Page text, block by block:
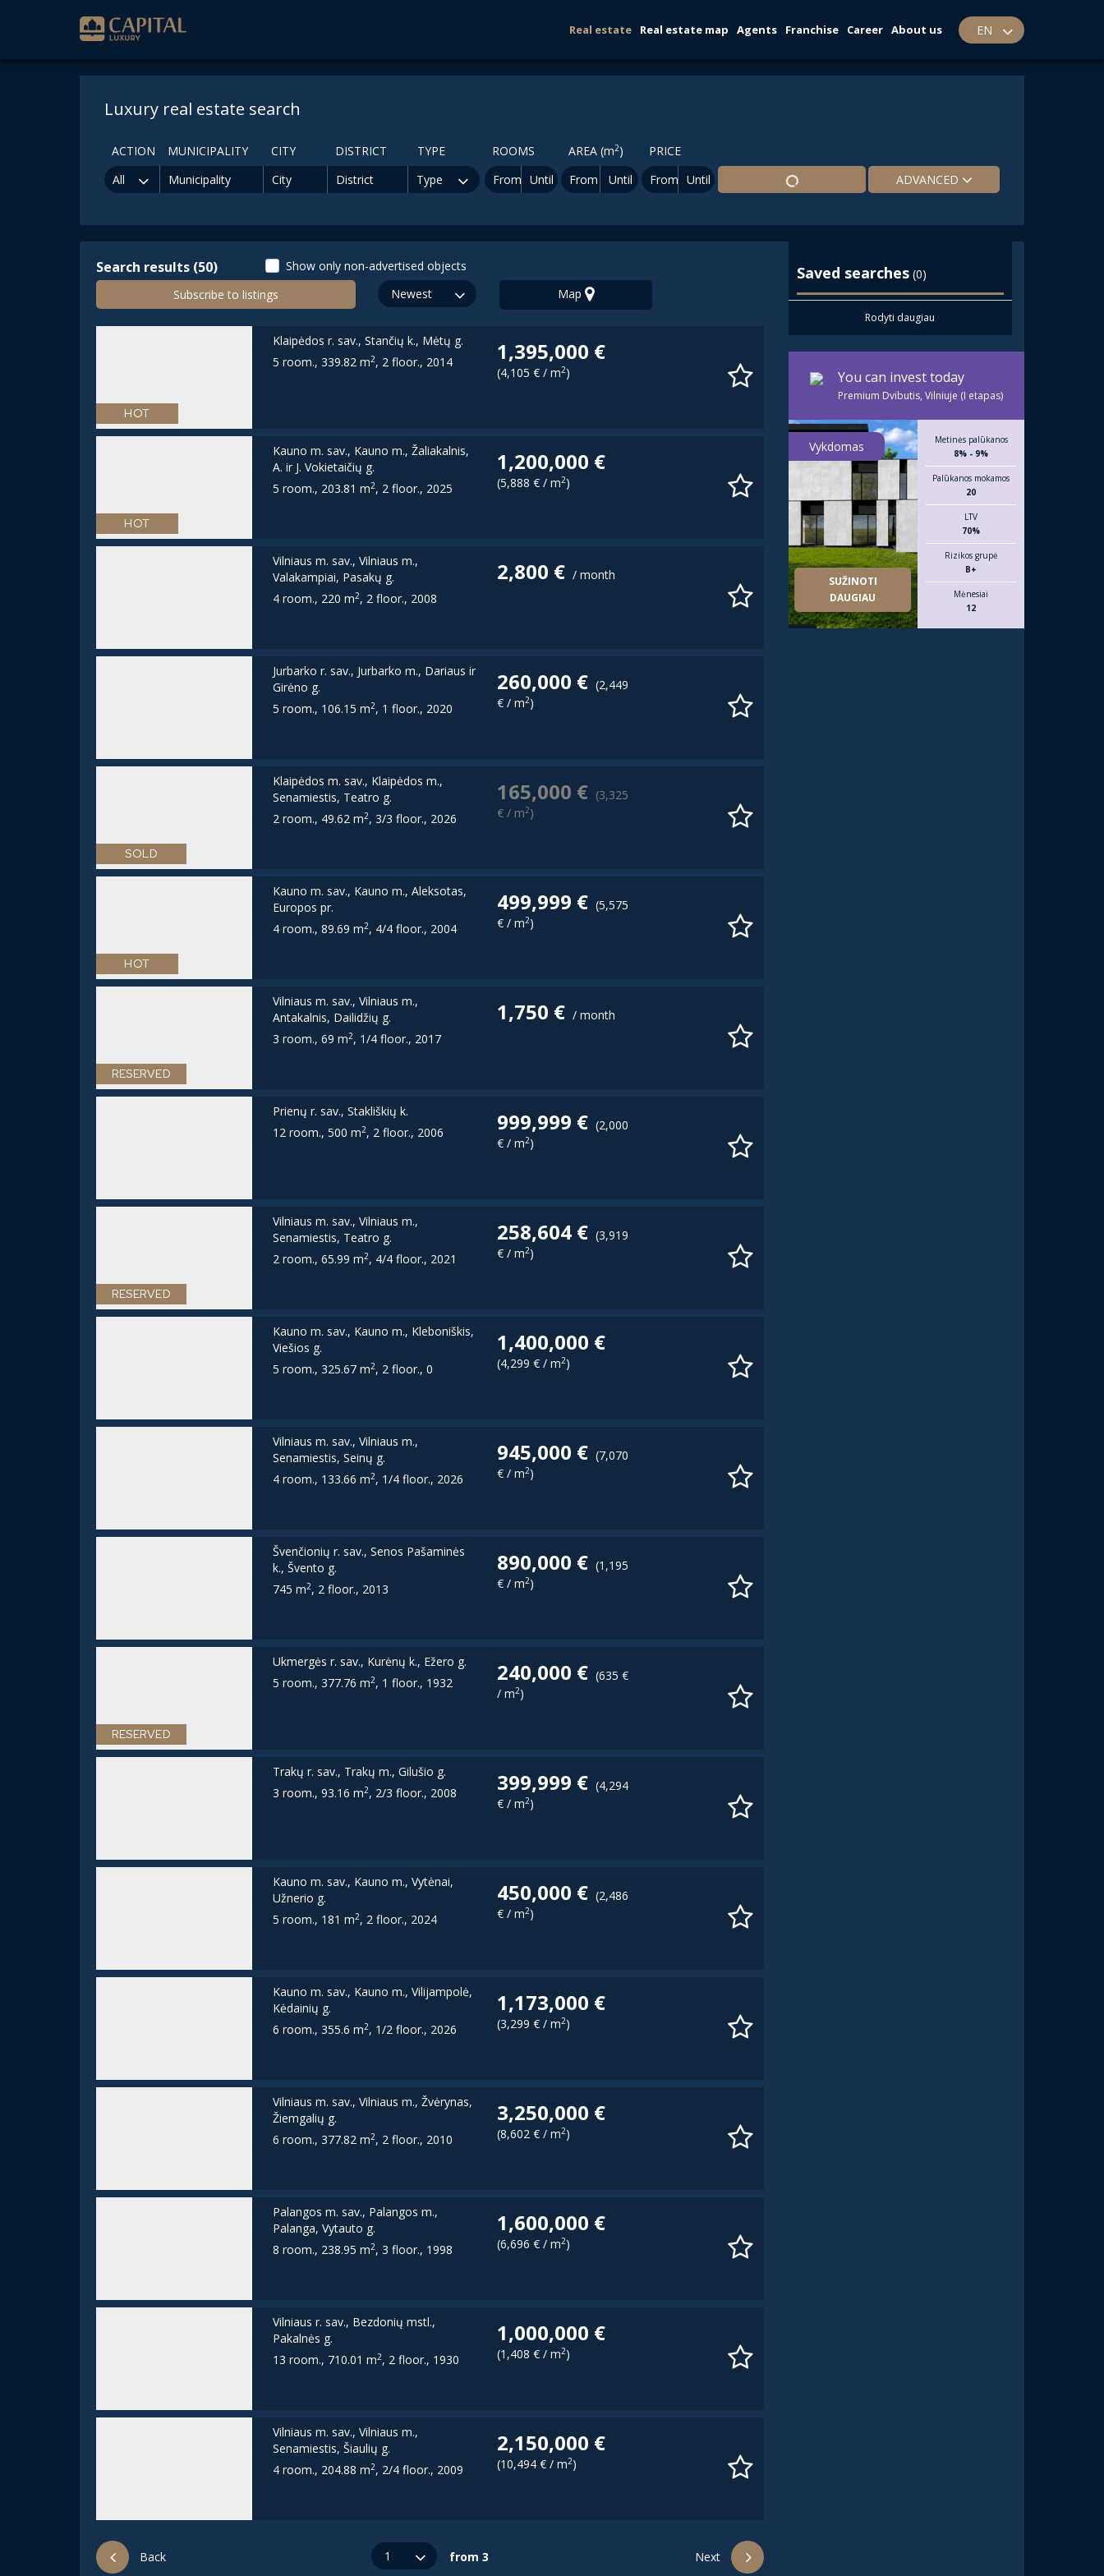
Real estate Real estate map Agents Franchise Career About us EN
Luxury real estate search
ACTION
All
MUNICIPALITY
Municipality
CITY
City
DISTRICT
District
TYPE
Type
ROOMS
From Until
AREA (m2)
From
Until
PRICE
From Until ADVANCED
Search results (50)
Show only non-advertised objects
Subscribe to listings
Newest
Map
HOT
Klaipėdos r. sav., Stančių k., Mėtų g.
5 room., 339.82 m2, 2 floor., 2014 1,395,000 €
(4,105 € / m2)
HOT
Kauno m. sav., Kauno m., Žaliakalnis,
A. ir J. Vokietaičių g.
5 room., 203.81 m2, 2 floor., 2025
1,200,000 €
(5,888 € / m2)
Vilniaus m. sav., Vilniaus m.,
Valakampiai, Pasakų g.
4 room., 220 m2, 2 floor., 2008
2,800 € / month
Jurbarko r. sav., Jurbarko m., Dariaus ir
Girėno g.
5 room., 106.15 m2, 1 floor., 2020
260,000 € (2,449
€ / m2)
SOLD
Klaipėdos m. sav., Klaipėdos m.,
Senamiestis, Teatro g.
2 room., 49.62 m2, 3/3 floor., 2026
165,000 € (3,325
€ / m2)
HOT
Kauno m. sav., Kauno m., Aleksotas,
Europos pr.
4 room., 89.69 m2, 4/4 floor., 2004
499,999 € (5,575
€ / m2)
RESERVED
Vilniaus m. sav., Vilniaus m.,
Antakalnis, Dailidžių g.
3 room., 69 m2, 1/4 floor., 2017
1,750 € / month
Prienų r. sav., Stakliškių k.
12 room., 500 m2, 2 floor., 2006 999,999 € (2,000
€ / m2)
RESERVED
Vilniaus m. sav., Vilniaus m.,
Senamiestis, Teatro g.
2 room., 65.99 m2, 4/4 floor., 2021
258,604 € (3,919
€ / m2)
Kauno m. sav., Kauno m., Kleboniškis,
Viešios g.
5 room., 325.67 m2, 2 floor., 0
1,400,000 €
(4,299 € / m2)
Vilniaus m. sav., Vilniaus m.,
Senamiestis, Seinų g.
4 room., 133.66 m2, 1/4 floor., 2026
945,000 € (7,070
€ / m2)
Švenčionių r. sav., Senos Pašaminės
k., Švento g.
745 m2, 2 floor., 2013
890,000 € (1,195
€ / m2)
RESERVED
Ukmergės r. sav., Kurėnų k., Ežero g.
5 room., 377.76 m2, 1 floor., 1932 240,000 € (635 €
/ m2)
Trakų r. sav., Trakų m., Gilušio g.
3 room., 93.16 m2, 2/3 floor., 2008 399,999 € (4,294
€ / m2)
Kauno m. sav., Kauno m., Vytėnai,
Užnerio g.
5 room., 181 m2, 2 floor., 2024
450,000 € (2,486
€ / m2)
Kauno m. sav., Kauno m., Vilijampolė,
Kėdainių g.
6 room., 355.6 m2, 1/2 floor., 2026
1,173,000 €
(3,299 € / m2)
Vilniaus m. sav., Vilniaus m., Žvėrynas,
Žiemgalių g.
6 room., 377.82 m2, 2 floor., 2010
3,250,000 €
(8,602 € / m2)
Palangos m. sav., Palangos m.,
Palanga, Vytauto g.
8 room., 238.95 m2, 3 floor., 1998
1,600,000 €
(6,696 € / m2)
Vilniaus r. sav., Bezdonių mstl.,
Pakalnės g.
13 room., 710.01 m2, 2 floor., 1930
1,000,000 €
(1,408 € / m2)
Vilniaus m. sav., Vilniaus m.,
Senamiestis, Šiaulių g.
4 room., 204.88 m2, 2/4 floor., 2009
2,150,000 €
(10,494 € / m2)
Back 1 from 3 Next
Saved searches(0)
Rodyti daugiau
You can invest today
Premium Dvibutis, Vilniuje (I etapas)
Vykdomas
SUŽINOTI
DAUGIAU
Metinės palūkanos
8% - 9%
Palūkanos mokamos
20
LTV
70%
Rizikos grupė
B+
Mėnesiai
12